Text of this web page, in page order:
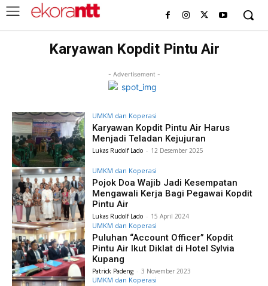
Karyawan Kopdit Pintu Air
- Advertisement -
UMKM dan Koperasi
Karyawan Kopdit Pintu Air Harus
Menjadi Teladan Kejujuran
Lukas Rudolf Lado - 12 Desember 2025
UMKM dan Koperasi
Pojok Doa Wajib Jadi Kesempatan
Mengawali Kerja Bagi Pegawai Kopdit
Pintu Air
Lukas Rudolf Lado - 15 April 2024
UMKM dan Koperasi
Puluhan “Account Officer” Kopdit
Pintu Air Ikut Diklat di Hotel Sylvia
Kupang
Patrick Padeng - 3 November 2023
UMKM dan Koperasi